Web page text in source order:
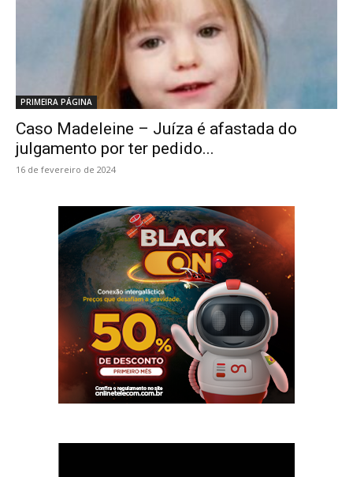
PRIMEIRA PÁGINA
Caso Madeleine – Juíza é afastada do
julgamento por ter pedido...
16 de fevereiro de 2024